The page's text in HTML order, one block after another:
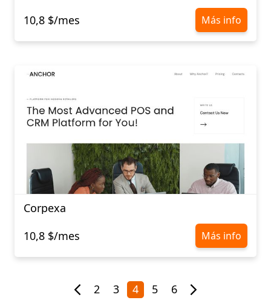
10,8 $/mes
Más info
Corpexa
10,8 $/mes
Más info
2 3 4 5 6